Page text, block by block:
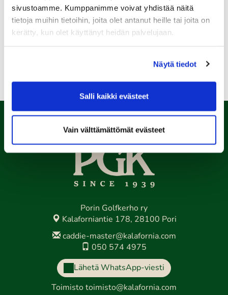
sivustoamme. Kumppanimme voivat yhdistää näitä
tietoja muihin tietoihin, joita olet antanut heille tai joita on
kerätty, kun olet käyttänyt heidän palvelujaan.
Näytä tiedot
Salli kaikki evästeet
Vain välttämättömät evästeet
Haluan tilata Kalafornia uutiskirjeen
Olen lukenuttietosuojaselosteenja hyväksyn
henkilötietojeni käsittelyn (*)
Porin Golfkerho ry
Kalaforniantie 178, 28100 Pori
caddie-master@kalafornia.com
050 574 4975
Lähetä WhatsApp-viesti
Toimisto toimisto@kalafornia.com